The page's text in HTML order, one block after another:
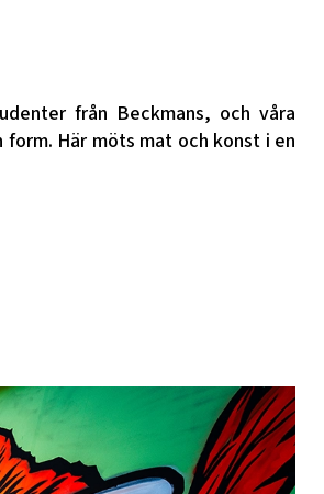
från Beckmans, och våra
Här möts mat och konst i en